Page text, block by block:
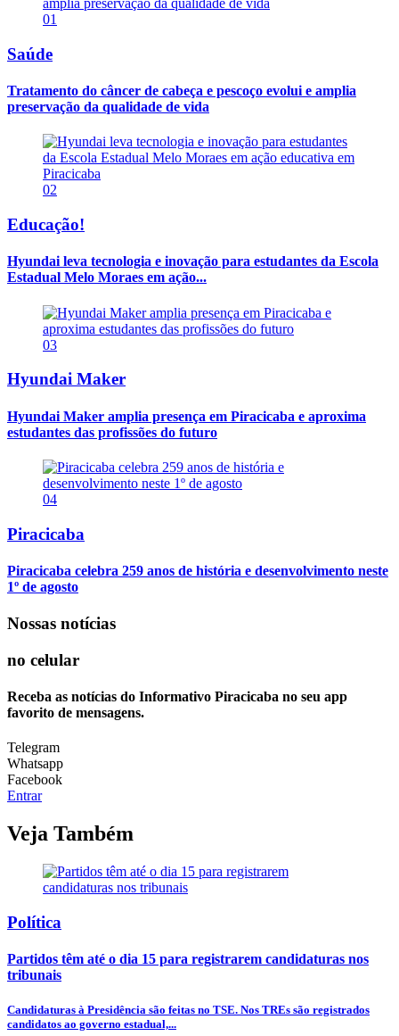
01
Saúde
Tratamento do câncer de cabeça e pescoço evolui e amplia
preservação da qualidade de vida
02
Educação!
Hyundai leva tecnologia e inovação para estudantes da Escola
Estadual Melo Moraes em ação...
03
Hyundai Maker
Hyundai Maker amplia presença em Piracicaba e aproxima
estudantes das profissões do futuro
04
Piracicaba
Piracicaba celebra 259 anos de história e desenvolvimento neste
1º de agosto
Nossas notícias
no celular
Receba as notícias do Informativo Piracicaba no seu app
favorito de mensagens.
Telegram
Whatsapp
Facebook
Entrar
Veja Também
Política
Partidos têm até o dia 15 para registrarem candidaturas nos
tribunais
Candidaturas à Presidência são feitas no TSE. Nos TREs são registrados
candidatos ao governo estadual,...